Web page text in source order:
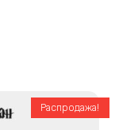
Распродажа!